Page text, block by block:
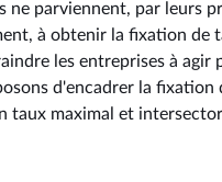
ne parviennent, par leurs
à obtenir la fixation de
les entreprises à agir
d'encadrer la fixation
taux maximal et